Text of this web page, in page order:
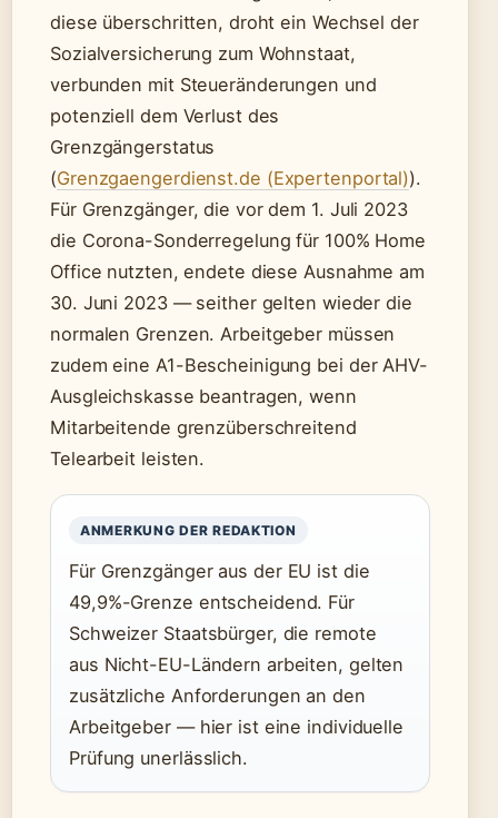
diese überschritten, droht ein Wechsel der
Sozialversicherung zum Wohnstaat,
verbunden mit Steueränderungen und
potenziell dem Verlust des
Grenzgängerstatus
(Grenzgaengerdienst.de (Expertenportal)).
Für Grenzgänger, die vor dem 1. Juli 2023
die Corona-Sonderregelung für 100% Home
Office nutzten, endete diese Ausnahme am
30. Juni 2023 — seither gelten wieder die
normalen Grenzen. Arbeitgeber müssen
zudem eine A1-Bescheinigung bei der AHV-
Ausgleichskasse beantragen, wenn
Mitarbeitende grenzüberschreitend
Telearbeit leisten.
ANMERKUNG DER REDAKTION
Für Grenzgänger aus der EU ist die
49,9%-Grenze entscheidend. Für
Schweizer Staatsbürger, die remote
aus Nicht-EU-Ländern arbeiten, gelten
zusätzliche Anforderungen an den
Arbeitgeber — hier ist eine individuelle
Prüfung unerlässlich.